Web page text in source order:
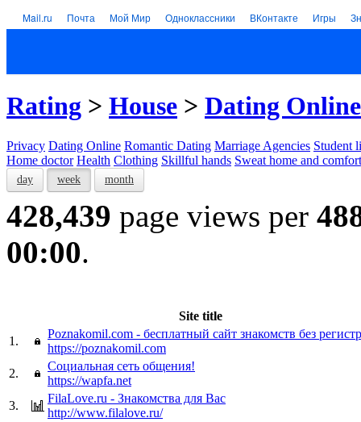
Mail.ru Почта Мой Мир Одноклассники ВКонтакте Игры
Rating > House > Dating Online
Privacy Dating Online Romantic Dating Marriage Agencies Student
Home doctor Health Clothing Skillful hands Sweat home and comfort
day week month
428,439 page views per
00:00.
Site title
1.
Poznakomil.com - бесплатный сайт знакомств без
https://poznakomil.com
2.
Социальная сеть общения!
https://wapfa.net
3.
FilaLove.ru - Знакомства для Вас
http://www.filalove.ru/